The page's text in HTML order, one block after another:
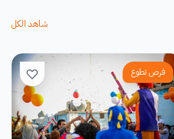
شاهد الكل
فرص تطوع